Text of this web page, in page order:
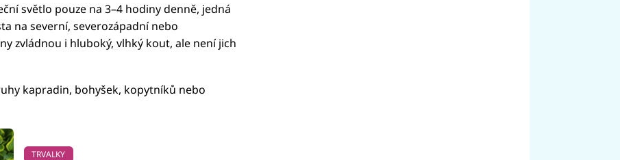
světlo pouze na 3–4 hodiny denně, jedná
na severní, severozápadní nebo
zvládnou i hluboký, vlhký kout, ale není jich
kapradin, bohyšek, kopytníků nebo
TRVALKY